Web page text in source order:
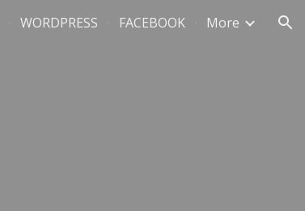
WORDPRESS FACEBOOK More